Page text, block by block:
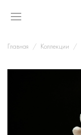
Главная Коллекции